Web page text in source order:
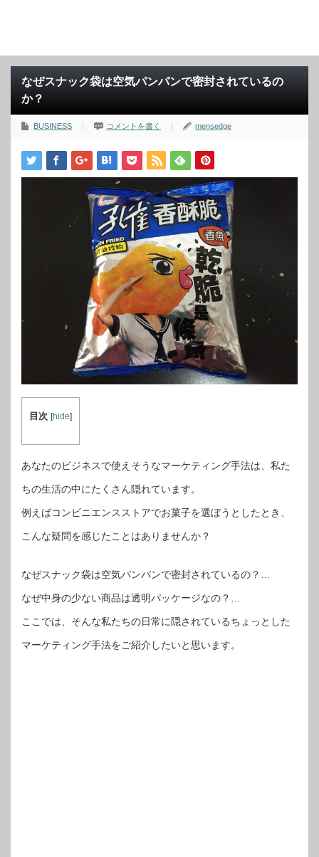
なぜスナック袋は空気パンパンで密封されているの
か？
BUSINESS コメントを書く mensedge
目次 [hide]
あなたのビジネスで使えそうなマーケティング手法は、私た
ちの生活の中にたくさん隠れています。
例えばコンビニエンスストアでお菓子を選ぼうとしたとき、
こんな疑問を感じたことはありませんか？
なぜスナック袋は空気パンパンで密封されているの？…
なぜ中身の少ない商品は透明パッケージなの？…
ここでは、そんな私たちの日常に隠されているちょっとした
マーケティング手法をご紹介したいと思います。